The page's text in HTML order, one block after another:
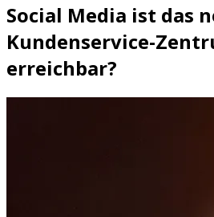
Social Media ist das
Kundenservice-
erreichbar?